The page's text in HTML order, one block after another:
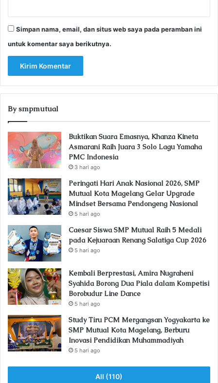
Simpan nama, email, dan situs web saya pada peramban ini
untuk komentar saya berikutnya.
By smpmutual
Buktikan Suara Emasnya, Khanza Kineta
Asmarani Raih Juara 3 Solo Lagu Yamaha
PMC Indonesia
3 hari ago
Peringati Hari Anak Nasional 2026, SMP
Mutual Kota Magelang Gelar Upgrade
Mindset Bersama Pendongeng Nasional
5 hari ago
Caesar Siswa SMP Mutual Raih 5 Medali
pada Kejuaraan Renang Salatiga Cup 2026
5 hari ago
Kembali Berprestasi, Amira Nugraheni
Syahida Borong Dua Piala dalam Kompetisi
Borobudur Line Dance
5 hari ago
Study Tiru PCM Mergangsan Yogyakarta ke
SMP Mutual Kota Magelang, Berburu
Inovasi Pendidikan Muhammadiyah
5 hari ago
All (110)